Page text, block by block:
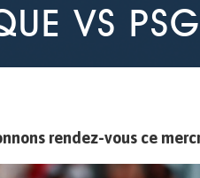
VS
rendez-vous ce